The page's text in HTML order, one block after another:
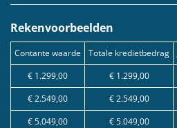
Rekenvoorbeelden
Contante waarde Totale kredietbedrag
€ 1.299,00
€ 1.299,00
€ 2.549,00
€ 2.549,00
€ 5.049,00
€ 5.049,00